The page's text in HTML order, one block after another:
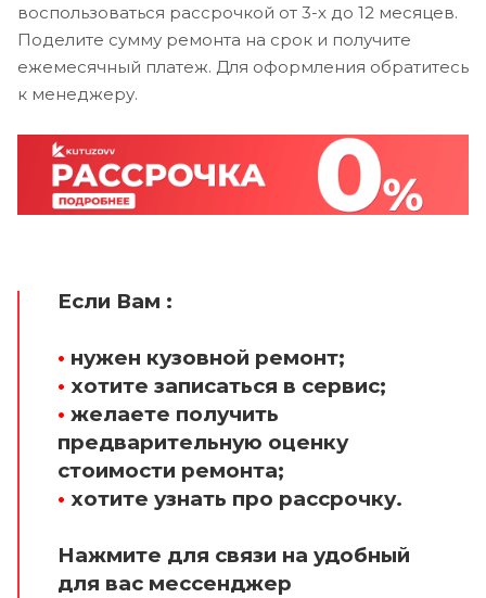
воспользоваться рассрочкой от 3-х до 12 месяцев.
Поделите сумму ремонта на срок и получите
ежемесячный платеж. Для оформления обратитесь
к менеджеру.
Если Вам :
• нужен кузовной ремонт;
• хотите записаться в сервис;
• желаете получить
предварительную оценку
стоимости ремонта;
• хотите узнать про рассрочку.
Нажмите для связи на удобный
для вас мессенджер